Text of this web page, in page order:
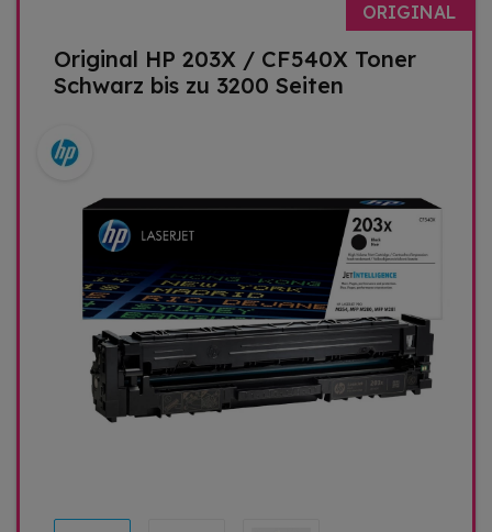
ORIGINAL
Original HP 203X / CF540X Toner
Schwarz bis zu 3200 Seiten